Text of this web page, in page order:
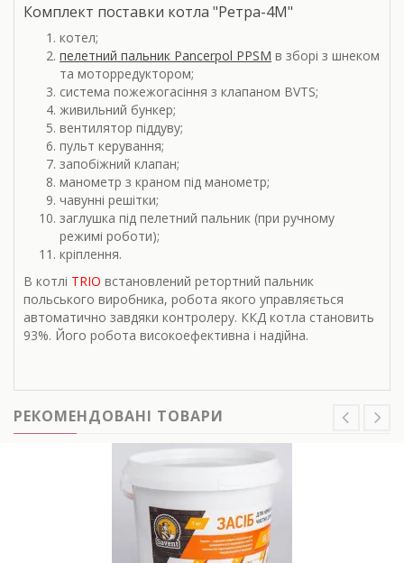
Комплект поставки котла "Ретра-4М"
котел;
пелетний пальник Pancerpol PPSM в зборі з шнеком
та моторредуктором;
система пожежогасіння з клапаном BVTS;
живильний бункер;
вентилятор піддуву;
пульт керування;
запобіжний клапан;
манометр з краном під манометр;
чавунні решітки;
заглушка під пелетний пальник (при ручному
режимі роботи);
кріплення.
В котлі TRIO встановлений ретортний пальник
польського виробника, робота якого управляється
автоматично завдяки контролеру. ККД котла становить
93%. Його робота високоефективна і надійна.
РЕКОМЕНДОВАНІ ТОВАРИ